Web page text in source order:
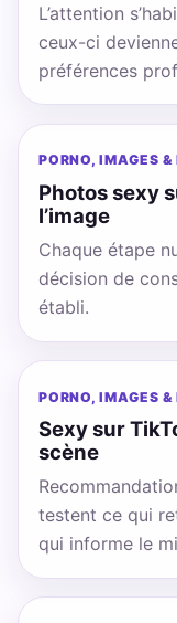
L’attention
ceux-ci
préférences
PORNO, IMAGES &
Photos sexy
l’image
Chaque étape
décision de
établi.
PORNO, IMAGES &
Sexy sur
scène
testent ce qui
qui informe le